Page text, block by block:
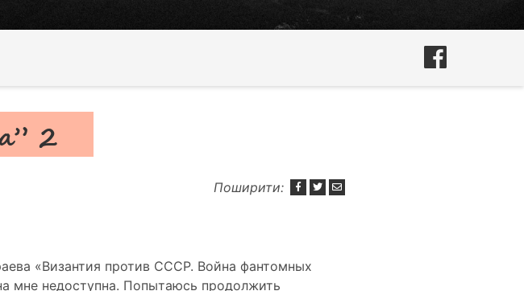
2
Поширити:
«Византия против СССР. Война фантомных
мне недоступна. Попытаюсь продолжить